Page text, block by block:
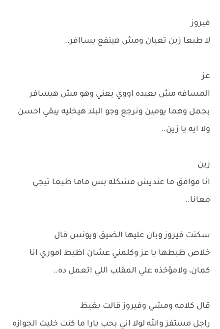
فيروز
لا طبعا زين تعبان ومش هينفع يساافر..
عز
المسافه مش بعيده اووي يعني وهو مش هيسافر
بجمل وهما يومين ونرجع وجو البلد هيخليه يبقي احسن
ولا ايه يا زين..
زين
انا موافق ما عنديش مشكله بس ماما طبعا تيجي
معانا..
سكتت فيروز وبان عليها الضيق ويونس قال
خلاص ظبطها يا عز وكلمني عشان اظبط اموري انا
كمان، ولامؤخذه علي المقلب اللي اتعمل ده..
قال كلامه ومشي وفيروز قالت بغيظ
راجل مستفز والله لولا اني بحب يارا ما كنت خليت الجوازه